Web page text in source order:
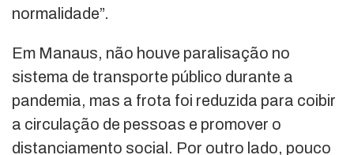
normalidade”.
Em Manaus, não houve paralisação no
sistema de transporte público durante a
pandemia, mas a frota foi reduzida para coibir
a circulação de pessoas e promover o
distanciamento social. Por outro lado, pouco